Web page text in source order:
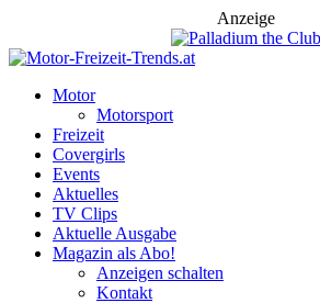
Anzeige
Motor
Motorsport
Freizeit
Covergirls
Events
Aktuelles
TV Clips
Aktuelle Ausgabe
Magazin als Abo!
Anzeigen schalten
Kontakt